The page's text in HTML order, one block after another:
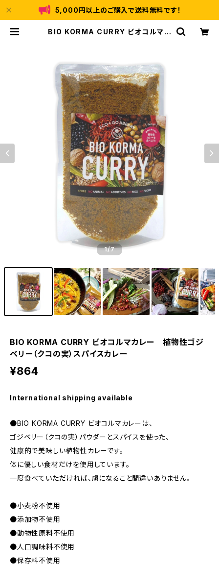
5,000円以上のご購入で送料無料です！
BIO KORMA CURRY ビオコルマカ
1/7
BIO KORMA CURRY ビオコルマカレー 植物性ゴジ
ベリー（クコの実）スパイスカレー
¥864
International shipping available
●BIO KORMA CURRY ビオコルマカレーは、
ゴジベリー（クコの実）パウダーとスパイスを使った、
健康的で美味しい植物性カレーです。
体に優しい食材だけを使用しています。
一度食べていただければ、虜になること間違いありません。
●小麦粉不使用
●添加物不使用
●動物性原料不使用
●人口調味料不使用
●保存料不使用